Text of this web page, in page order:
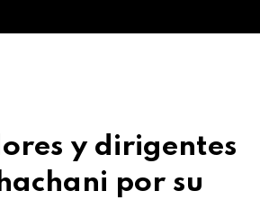
y dirigentes
por su